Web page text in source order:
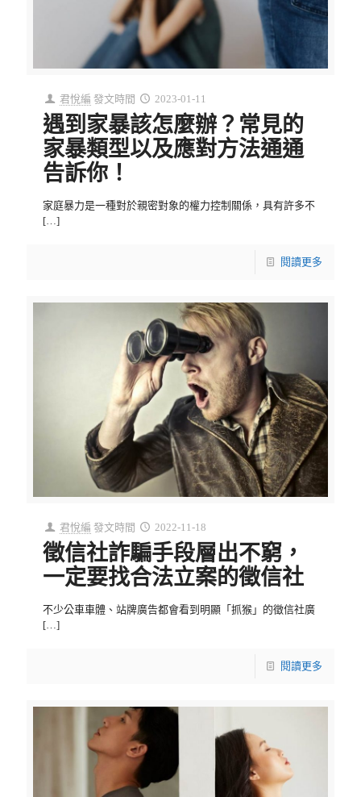
君悅編 發文時間 2023-01-11
遇到家暴該怎麼辦？常見的
家暴類型以及應對方法通通
告訴你！
家庭暴力是一種對於親密對象的權力控制關係，具有許多不
[…]
閱讀更多
君悅編 發文時間 2022-11-18
徵信社詐騙手段層出不窮，
一定要找合法立案的徵信社
不少公車車體、站牌廣告都會看到明顯「抓猴」的徵信社廣
[…]
閱讀更多